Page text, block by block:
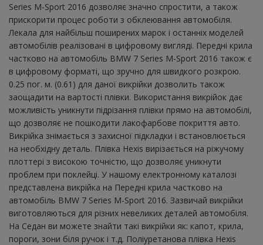
Series M-Sport 2016 дозволяє значно спростити, а також
прискорити процес роботи з обклеювання автомобіля.
Лекала для найбільш поширених марок і останніх моделей
автомобілів реалізовані в цифровому вигляді. Передні крила
частково на автомобіль BMW 7 Series M-Sport 2016 також є
в цифровому форматі, що зручно для швидкого розкрою.
0.25 пог. м. (0.61) для даної викрійки дозволить також
заощадити на вартості плівки. Використання викрійок дає
можливість уникнути підрізання плівки прямо на автомобілі,
що дозволяє не пошкодити лакофарбове покриття авто.
Викрійка знімається з захисної підкладки і встановлюється
на необхідну деталь. Плівка Hexis вирізається на ріжучому
плоттері з високою точністю, що дозволяє уникнути
проблем при поклейці. У нашому електронному каталозі
представлена ​​викрійка на Передні крила частково на
автомобіль BMW 7 Series M-Sport 2016. Зазвичай викрійки
виготовляються для різних невеликих деталей автомобіля.
На Седан ви можете знайти такі викрійки як: капот, крила,
пороги, зони біля ручок і т.д. Поліуретанова плівка Hexis